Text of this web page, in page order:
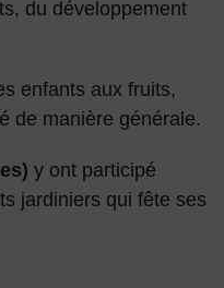
du développement
enfants aux fruits,
de manière générale.
y ont participé
jardiniers qui fête ses